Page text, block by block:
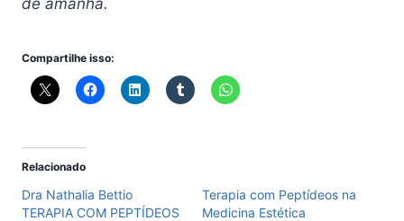
Compartilhe isso:
Relacionado
Dra Nathalia Bettio
TERAPIA COM PEPTÍDEOS
Terapia com Peptídeos na
Medicina Estética